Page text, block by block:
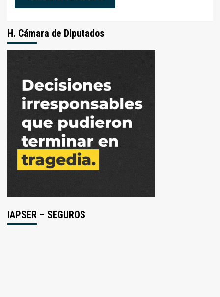
H. Cámara de Diputados
IAPSER – SEGUROS